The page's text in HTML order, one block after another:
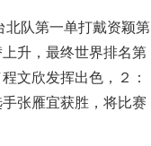
队第一单打戴资颖第
升，最终世界排名第
文欣发挥出色，２：
张雁宜获胜，将比赛